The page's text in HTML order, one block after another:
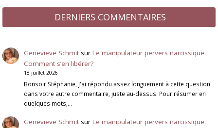
DERNIERS COMMENTAIRES
Genevieve Schmitsur Le manipulateur pervers narcissique.
Comment s’en libérer?
18 juillet 2026
Bonsoir Stéphanie, J'ai répondu assez longuement à cette question
dans votre autre commentaire, juste au-dessus. Pour résumer en
quelques mots,…
Genevieve Schmitsur Le manipulateur pervers narcissique.